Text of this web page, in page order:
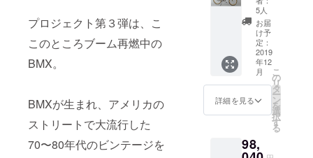
プロジェクト第３弾は、こ
このところブーム再燃中の
BMX。
BMXが生まれ、アメリカの
ストリートで大流行した
70〜80年代のビンテージを
得てつくり
ターは
ファッショ
ターの竹中
さらにアイ
テムごとに
り、
「SCR
EAMN'
WHEEL
S」オリ
ジナル
ロンTも
お届
け。
M、Lど
ズをお
選びく
5人
お届
け予
定：
2019
年12
月
詳細を見る
こ
の
リ
タ
ー
ン
を
選
択
す
る
98,